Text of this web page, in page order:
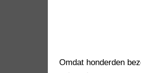
Omdat honderden